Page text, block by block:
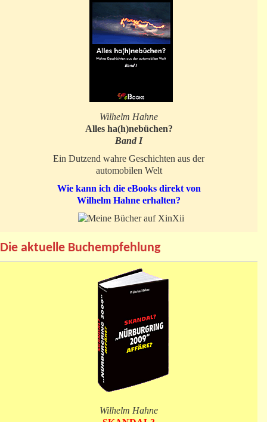
Wilhelm Hahne
Alles ha(h)nebüchen?
Band I
Ein Dutzend wahre Geschichten aus der
automobilen Welt
Wie kann ich die eBooks direkt von
Wilhelm Hahne erhalten?
Die aktuelle Buchempfehlung
Wilhelm Hahne